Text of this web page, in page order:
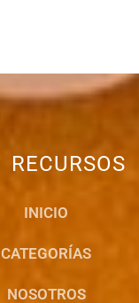
RECURSOS
INICIO
CATEGORÍAS
NOSOTROS